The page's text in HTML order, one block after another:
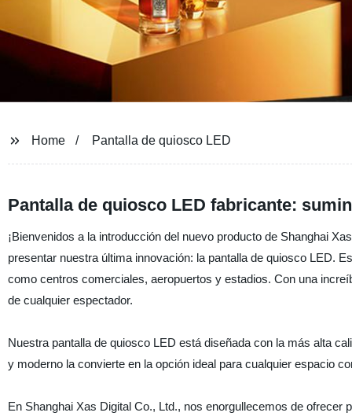
Home Pantalla de quiosco LED
Pantalla de quiosco LED fabricante:
¡Bienvenidos a la introducción del nuevo producto de Shanghai
presentar nuestra última innovación: la pantalla de quiosco LED.
como centros comerciales, aeropuertos y estadios. Con una
de cualquier espectador.
Nuestra pantalla de quiosco LED está diseñada con la más alta
y moderno la convierte en la opción ideal para cualquier espacio
En Shanghai Xas Digital Co., Ltd., nos enorgullecemos de